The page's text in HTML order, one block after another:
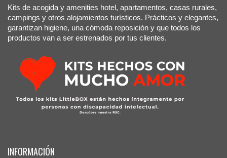
Kits de acogida y amenities hotel, apartamentos, casas rurales,
campings y otros alojamientos turísticos. Prácticos y elegantes,
garantizan higiene, una cómoda reposición y que todos los
productos van a ser estrenados por tus clientes.
INFORMACIÓN